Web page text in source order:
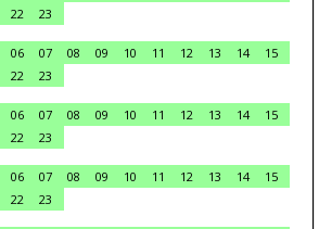
22
23
06 07 08 09 10 11 12 13 14
15
22
23
06 07 08 09 10 11 12 13 14
15
22
23
06 07 08 09 10 11 12 13 14
15
22
23